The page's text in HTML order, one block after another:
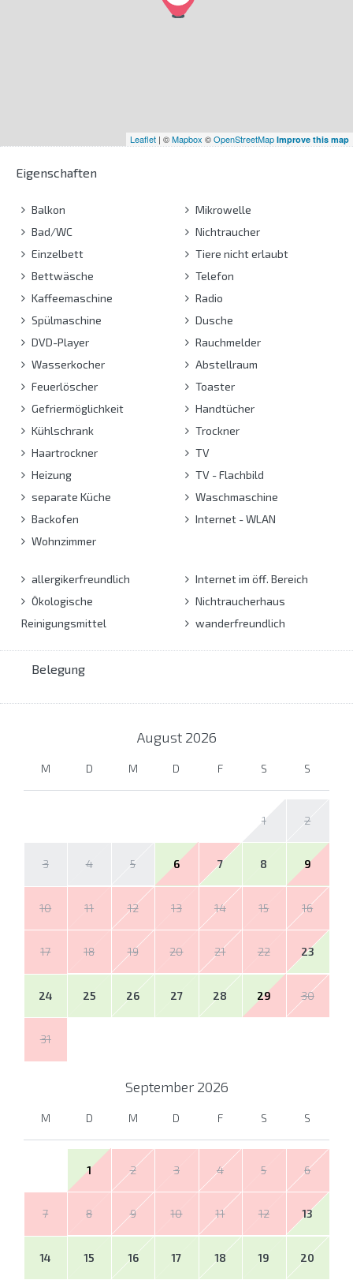
Leaflet | ©Mapbox ©OpenStreetMap Improve this map
Eigenschaften
Balkon
Bad/WC
Einzelbett
Bettwäsche
Kaffeemaschine
Spülmaschine
DVD-Player
Wasserkocher
Feuerlöscher
Gefriermöglichkeit
Kühlschrank
Haartrockner
Heizung
separate Küche
Backofen
Wohnzimmer
Mikrowelle
Nichtraucher
Tiere nicht erlaubt
Telefon
Radio
Dusche
Rauchmelder
Abstellraum
Toaster
Handtücher
Trockner
TV
TV - Flachbild
Waschmaschine
Internet - WLAN
allergikerfreundlich
Ökologische
Reinigungsmittel
Internet im öff. Bereich
Nichtraucherhaus
wanderfreundlich
Belegung
August 2026
M D M D F S S
1 2
3 4 5 6 7 8 9
10 11 12 13 14 15 16
17 18 19 20 21 22 23
24 25 26 27 28 29 30
31
September 2026
M D M D F S S
1 2 3 4 5 6
7 8 9 10 11 12 13
14 15 16 17 18 19 20